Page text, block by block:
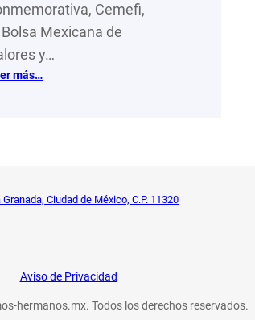
Cemefi,
Bolsa Mexicana de
y…
más…
Ciudad de México, C.P. 11320
Aviso de Privacidad
hermanos.mx. Todos los derechos reservados.